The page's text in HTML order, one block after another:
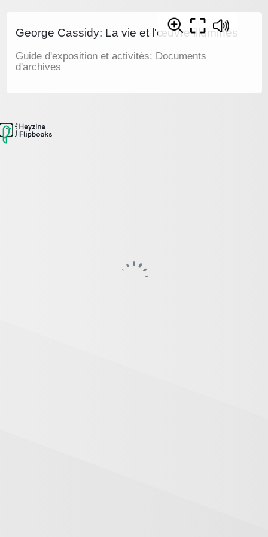
George Cassidy: La vie et l'œuvre illuminés
Guide d'exposition et activités: Documents
d'archives